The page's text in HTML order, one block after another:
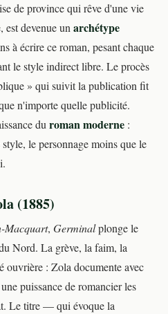
de province qui rêve d'une vie
est devenue unarchétype
à écrire ce roman, pesant chaque
le style indirect libre. Le procès
» qui suivit la publication fit
n'importe quelle publicité.
duroman moderne :
le personnage moins que le
(1885)
Macquart, Germinalplonge le
Nord. La grève, la faim, la
ouvrière : Zola documente avec
puissance de romancier les
Le titre — qui évoque la